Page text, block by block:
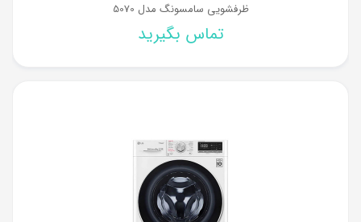
ظرفشویی سامسونگ مدل 5070
تماس بگیرید